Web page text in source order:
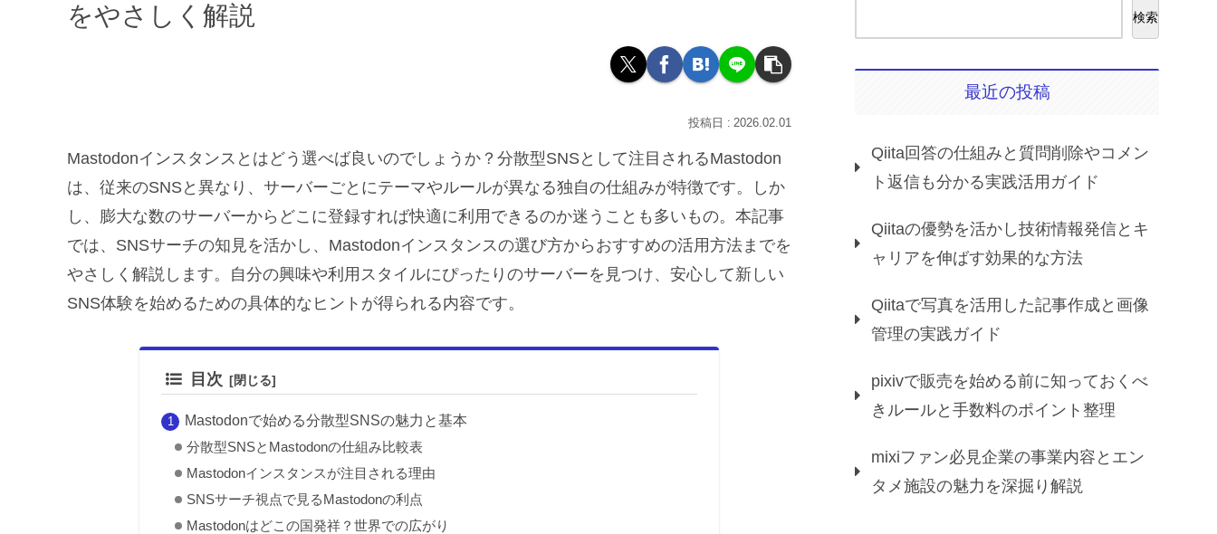
をやさしく解説
2026.02.01
Mastodonインスタンスとはどう選べば良いのでしょうか？分散型SNSとして注目されるMastodon
は、従来のSNSと異なり、サーバーごとにテーマやルールが異なる独自の仕組みが特徴です。しか
し、膨大な数のサーバーからどこに登録すれば快適に利用できるのか迷うことも多いもの。本記事
では、SNSサーチの知見を活かし、Mastodonインスタンスの選び方からおすすめの活用方法までを
やさしく解説します。自分の興味や利用スタイルにぴったりのサーバーを見つけ、安心して新しい
SNS体験を始めるための具体的なヒントが得られる内容です。
目次
Mastodonで始める分散型SNSの魅力と基本
分散型SNSとMastodonの仕組み比較表
Mastodonインスタンスが注目される理由
SNSサーチ視点で見るMastodonの利点
Mastodonはどこの国発祥？世界での広がり
検索
最近の投稿
Qiita回答の仕組みと質問削除やコメン
ト返信も分かる実践活用ガイド
Qiitaの優勢を活かし技術情報発信とキ
ャリアを伸ばす効果的な方法
Qiitaで写真を活用した記事作成と画像
管理の実践ガイド
pixivで販売を始める前に知っておくべ
きルールと手数料のポイント整理
mixiファン必見企業の事業内容とエン
タメ施設の魅力を深掘り解説